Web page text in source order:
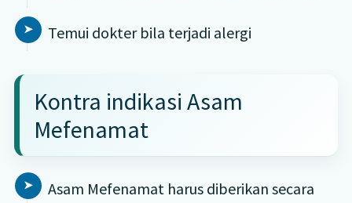
Temui dokter bila terjadi alergi
Kontra indikasi Asam
Mefenamat
Asam Mefenamat harus diberikan secara